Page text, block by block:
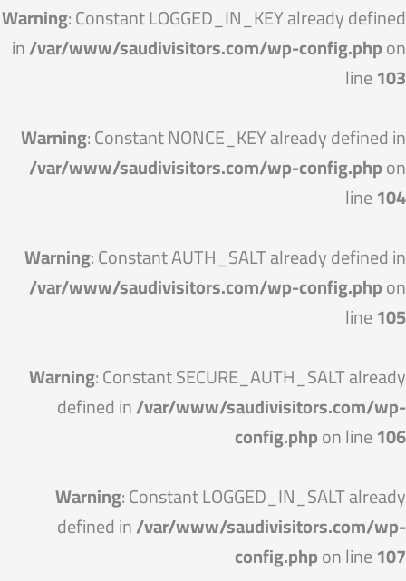
Warning: Constant LOGGED_IN_KEY already defined
in/var/www/saudivisitors.com/wp-config.phpon
line103
Warning: Constant NONCE_KEY already defined in
/var/www/saudivisitors.com/wp-config.phpon
line104
Warning: Constant AUTH_SALT already defined in
/var/www/saudivisitors.com/wp-config.phpon
line105
Warning: Constant SECURE_AUTH_SALT already
defined in/var/www/saudivisitors.com/wp-
config.phpon line106
Warning: Constant LOGGED_IN_SALT already
defined in/var/www/saudivisitors.com/wp-
config.phpon line107